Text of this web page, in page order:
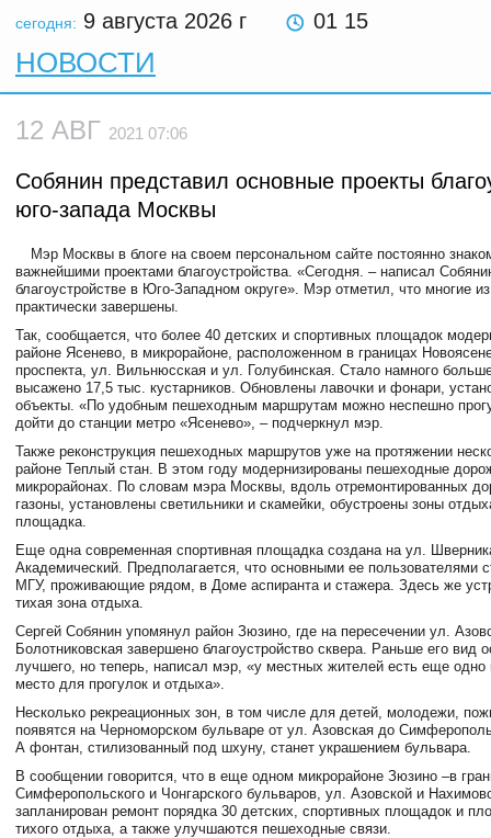
сегодня: 9 августа 2026 г 01 15
НОВОСТИ
12 АВГ 2021 07:06
Собянин представил основные проекты
юго-запада Москвы
Мэр Москвы в блоге на своем персональном сайте постоянно
важнейшими проектами благоустройства. «Сегодня. – написал
благоустройстве в Юго-Западном округе». Мэр отметил, что многие
практически завершены.
Так, сообщается, что более 40 детских и спортивных площадок
районе Ясенево, в микрорайоне, расположенном в границах
проспекта, ул. Вильнюсская и ул. Голубинская. Стало намного
высажено 17,5 тыс. кустарников. Обновлены лавочки и фонари,
объекты. «По удобным пешеходным маршрутам можно неспешно
дойти до станции метро «Ясенево», – подчеркнул мэр.
Также реконструкция пешеходных маршрутов уже на протяжении
районе Теплый стан. В этом году модернизированы пешеходные
микрорайонах. По словам мэра Москвы, вдоль отремонтированных
газоны, установлены светильники и скамейки, обустроены зоны
площадка.
Еще одна современная спортивная площадка создана на ул.
Академический. Предполагается, что основными ее пользователями
МГУ, проживающие рядом, в Доме аспиранта и стажера. Здесь же
тихая зона отдыха.
Сергей Собянин упомянул район Зюзино, где на пересечении ул.
Болотниковская завершено благоустройство сквера. Раньше его вид
лучшего, но теперь, написал мэр, «у местных жителей есть еще одно
место для прогулок и отдыха».
Несколько рекреационных зон, в том числе для детей, молодежи,
появятся на Черноморском бульваре от ул. Азовская до
А фонтан, стилизованный под шхуну, станет украшением бульвара.
В сообщении говорится, что в еще одном микрорайоне Зюзино –в
Симферопольского и Чонгарского бульваров, ул. Азовской и
запланирован ремонт порядка 30 детских, спортивных площадок и
тихого отдыха, а также улучшаются пешеходные связи.